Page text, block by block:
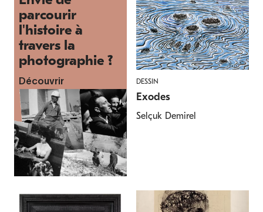
parcourir
l'histoire à
travers la
photographie ?
Découvrir DESSIN
Exodes
Selçuk Demirel